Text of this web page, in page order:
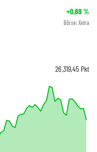
+0,69%
Börse: Xetra
26.319,45 Pkt